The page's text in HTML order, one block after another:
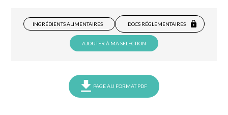
INGRÉDIENTS ALIMENTAIRES DOCS RÉGLEMENTAIRES
AJOUTER À MA SELECTION
PAGE AU FORMAT PDF